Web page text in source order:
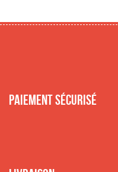
Paiement sécurisé